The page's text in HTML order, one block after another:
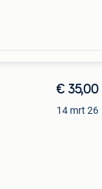
€ 35,00
14 mrt 26